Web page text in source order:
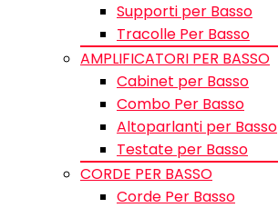
Supporti per Basso
Tracolle Per Basso
AMPLIFICATORI PER BASSO
Cabinet per Basso
Combo Per Basso
Altoparlanti per Basso
Testate per Basso
CORDE PER BASSO
Corde Per Basso